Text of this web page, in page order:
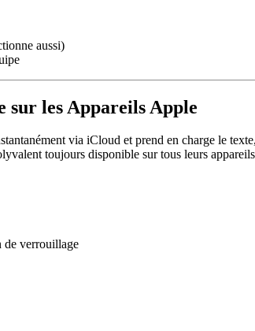
aussi)
sur les Appareils Apple
via iCloud et prend en charge le
toujours disponible sur tous leurs
de verrouillage